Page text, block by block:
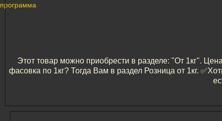
программа
Этот товар можно приобрести в разделе: "От 1кг".
фасовка по 1кг? Тогда Вам в раздел Розница от 1кг.